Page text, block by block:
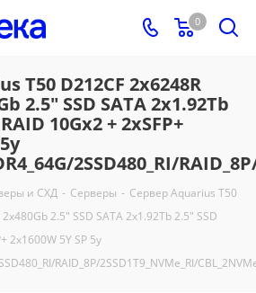
0
T50 D212CF 2x6248R
2.5" SSD SATA 2x1.92Tb
10Gх2 + 2xSFP+
2SSD480_RI/
и СХД - Серверы - Сервер Aquarius T50
2.5" SSD SATA 2x1.92Tb 2.5" SSD
2x1600W 5Y SP 5y
RAID_8P/2SSD1T9_NVMe_RI/